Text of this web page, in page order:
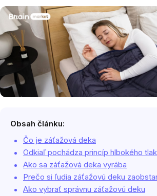
Obsah článku:
Čo je záťažová deka
Odkiaľ pochádza princíp hlbokého
Ako sa záťažová deka vyrába
Prečo si ľudia záťažovú deku
Ako vybrať správnu záťažovú deku